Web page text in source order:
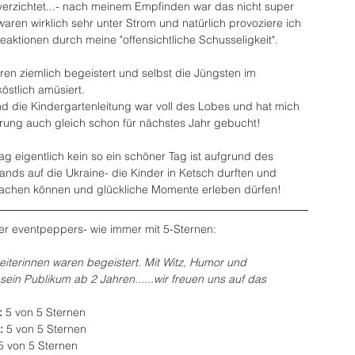
nach meinem Empfinden war das nicht super
wirklich sehr unter Strom und natürlich provoziere ich
durch meine "offensichtliche Schusseligkeit".
ziemlich begeistert und selbst die Jüngsten im
amüsiert.
die Kindergartenleitung war voll des Lobes und hat mich
auch gleich schon für nächstes Jahr gebucht!
eigentlich kein so ein schöner Tag ist aufgrund des
auf die Ukraine- die Kinder in Ketsch durften und
können und glückliche Momente erleben dürfen!
eventpeppers- wie immer mit 5-Sternen:
waren begeistert. Mit Witz, Humor und
Publikum ab 2 Jahren......wir freuen uns auf das
5 von 5 Sternen
5 von 5 Sternen
von 5 Sternen